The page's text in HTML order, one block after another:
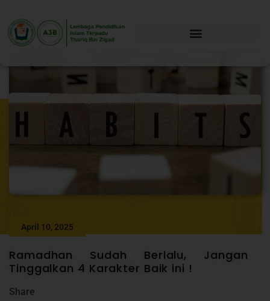
April 10, 2025
Ramadhan Sudah Berlalu, Jangan
Tinggalkan 4 Karakter Baik ini !
Share